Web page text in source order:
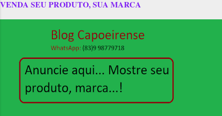
VENDA SEU PRODUTO, SUA MARCA